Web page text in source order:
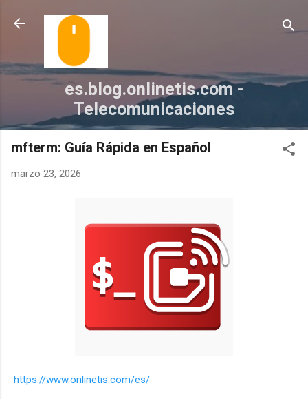
Ir al contenido principal
es.blog.onlinetis.com -
Telecomunicaciones
mfterm: Guía Rápida en Español
marzo 23, 2026
https://www.onlinetis.com/es/